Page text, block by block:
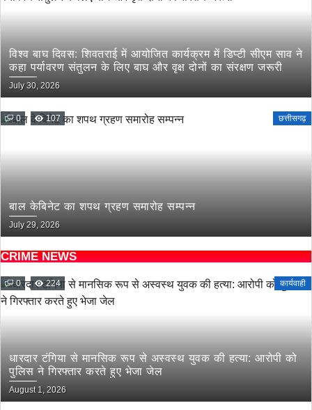
विश्व बाघ दिवस: शिवतराई में आयोजित कार्यक्रम में डिप्टी सीएम साव ने
कहा पर्यावरण संतुलन के लिए बाघ और वृक्ष दोनों का संरक्षण जरूरी
July 30, 2026
0 107 छत्तीसगढ़
बाल केबिनेट का शपथ ग्रहण समारोह सम्पन्न
July 29, 2026
CRIME NEWS
0 224 कार्यवाही
धारदार टंगिया से मानसिक रूप से अस्वस्थ युवक की हत्या: आरोपी को
पुलिस ने गिरफ्तार करते हुए भेजा जेल
August 1, 2026